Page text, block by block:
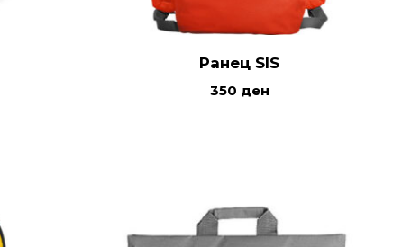
Ранец SIS
350 ден